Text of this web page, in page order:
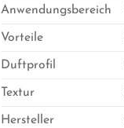
Anwendungsbereich
Vorteile
Duftprofil
Textur
Hersteller